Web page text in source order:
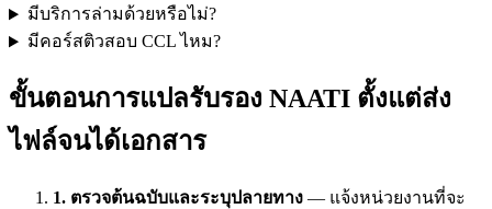
มีบริการล่ามด้วยหรือไม่?
มีคอร์สติวสอบ CCL ไหม?
ขั้นตอนการแปลรับรอง NAATI ตั้งแต่ส่ง
ไฟล์จนได้เอกสาร
1. ตรวจต้นฉบับและระบุปลายทาง — แจ้งหน่วยงานที่จะ